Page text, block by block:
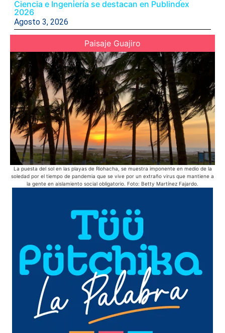
Ciencia e Ingeniería se destacan en Publindex
2026
Agosto 3, 2026
Paisaje Guajiro
La puesta del sol en las playas de Riohacha, se muestra imponente en medio de la
soledad por el tiempo de pandemia que se vive por un extraño virus que mantiene a
la gente en aislamiento social obligatorio. Foto: Betty Martínez Fajardo.